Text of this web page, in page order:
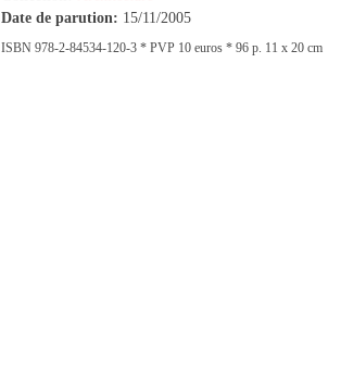
Date de parution: 15/11/2005
ISBN 978-2-84534-120-3 * PVP 10 euros * 96 p. 11 x 20 cm